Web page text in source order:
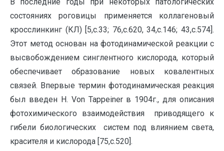
В последние годы при некоторых патологических
состояниях роговицы применяется коллагеновый
кросслинкинг (КЛ) [5,с.33; 76,с.620, 34,с.146; 43,с.574].
Этот метод основан на фотодинамической реакции с
высвобождением синглентного кислорода, который
обеспечивает образование новых ковалентных
связей. Впервые термин фотодинамическая реакция
был введен H. Von Tappeiner в 1904г., для описания
фотохимического взаимодействия приводящего к
гибели биологических систем под влиянием света,
красителя и кислорода [75,с.520].